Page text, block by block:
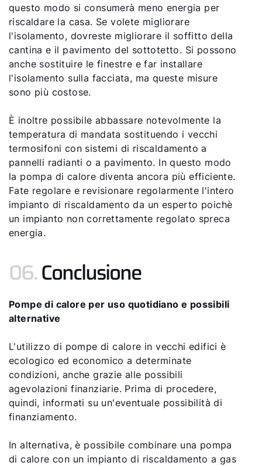
questo modo si consumerà meno energia per
riscaldare la casa. Se volete migliorare
l'isolamento, dovreste migliorare il soffitto della
cantina e il pavimento del sottotetto. Si possono
anche sostituire le finestre e far installare
l'isolamento sulla facciata, ma queste misure
sono più costose.
È inoltre possibile abbassare notevolmente la
temperatura di mandata sostituendo i vecchi
termosifoni con sistemi di riscaldamento a
pannelli radianti o a pavimento. In questo modo
la pompa di calore diventa ancora più efficiente.
Fate regolare e revisionare regolarmente l'intero
impianto di riscaldamento da un esperto poichè
un impianto non correttamente regolato spreca
energia.
06.Conclusione
Pompe di calore per uso quotidiano e possibili
alternative
L'utilizzo di pompe di calore in vecchi edifici è
ecologico ed economico a determinate
condizioni, anche grazie alle possibili
agevolazioni finanziarie. Prima di procedere,
quindi, informati su un'eventuale possibilità di
finanziamento.
In alternativa, è possibile combinare una pompa
di calore con un impianto di riscaldamento a gas